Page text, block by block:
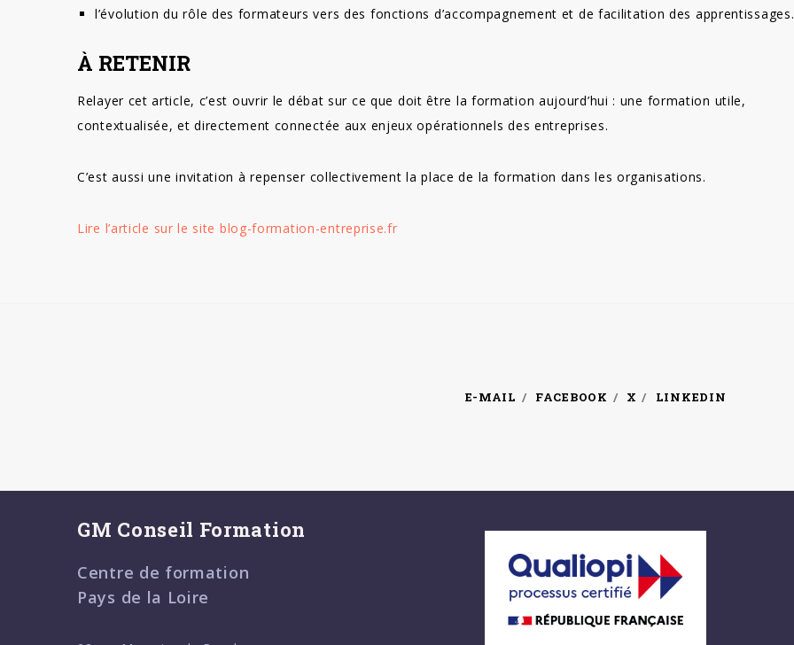
l’évolution du rôle des formateurs vers des fonctions d’accompagnement et de facilitation des apprentissages.
À RETENIR
Relayer cet article, c’est ouvrir le débat sur ce que doit être la formation aujourd’hui : une formation utile,
contextualisée, et directement connectée aux enjeux opérationnels des entreprises.
C’est aussi une invitation à repenser collectivement la place de la formation dans les organisations.
Lire l’article sur le site blog-formation-entreprise.fr
E-MAIL FACEBOOK X LINKEDIN
GM Conseil Formation
Centre de formation
Pays de la Loire